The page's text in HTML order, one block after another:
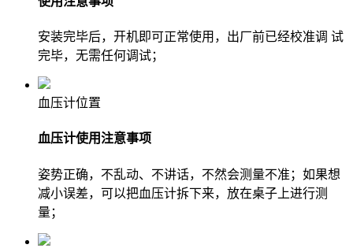
安装完毕后，开机即可正常使用，出厂前已经校准调 试
完毕，无需任何调试；
血压计位置
血压计使用注意事项
姿势正确，不乱动、不讲话，不然会测量不准；如果想
减小误差，可以把血压计拆下来，放在桌子上进行测
量；